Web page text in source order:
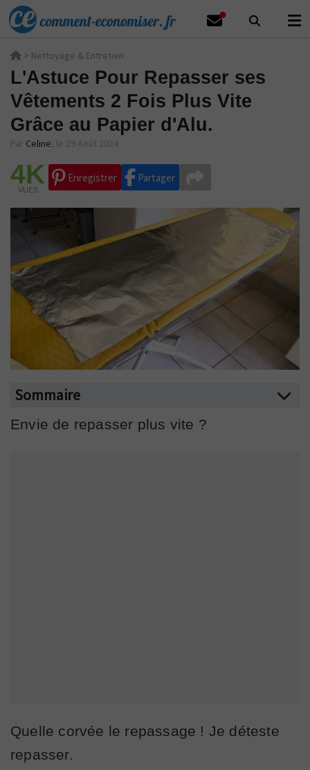
> Nettoyage & Entretien
L'Astuce Pour Repasser ses
Vêtements 2 Fois Plus Vite
Grâce au Papier d'Alu.
Par Celine, le 29 Août 2024
4K
VUES
Enregistrer Partager
Sommaire
Envie de repasser plus vite ?
Quelle corvée le repassage ! Je déteste
repasser.